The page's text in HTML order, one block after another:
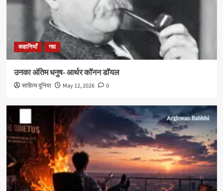
कहानियाँ गद्य
उनका अंतिम धनुष- आर्थर कॉनन डॉयल
साहित्य दुनिया May 12, 2026 0